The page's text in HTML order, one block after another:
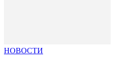
НОВОСТИ